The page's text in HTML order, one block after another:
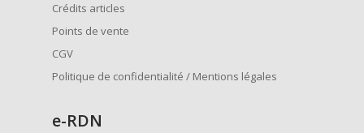
Crédits articles
Points de vente
CGV
Politique de confidentialité / Mentions légales
e-RDN